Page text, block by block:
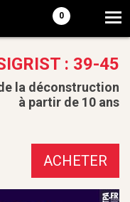
0
: 39-45
la déconstruction
à partir de 10 ans
ACHETER